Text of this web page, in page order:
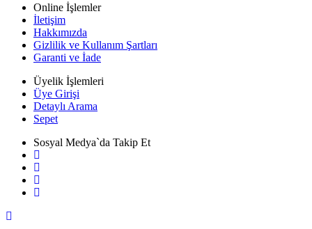
Online İşlemler
İletişim
Hakkımızda
Gizlilik ve Kullanım Şartları
Garanti ve İade
Üyelik İşlemleri
Üye Girişi
Detaylı Arama
Sepet
Sosyal Medya`da Takip Et